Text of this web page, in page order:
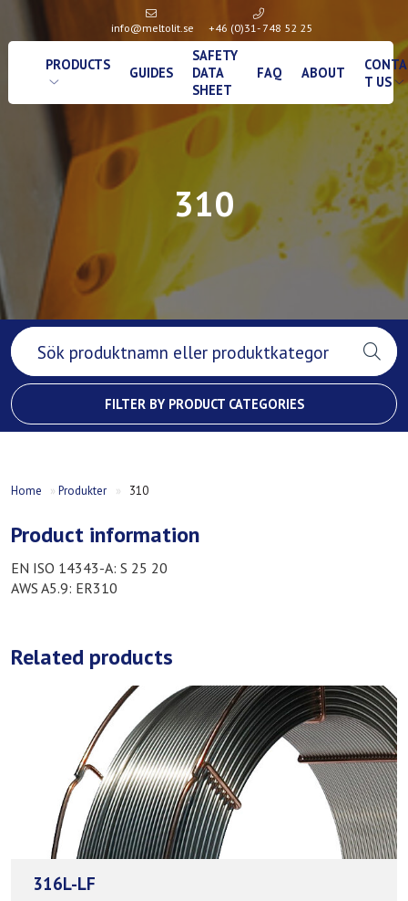
info@meltolit.se +46 (0)31- 748 52 25
PRODUCTS GUIDES
SAFETY
DATA
SHEET
FAQ ABOUT
T US
310
FILTER BY PRODUCT CATEGORIES
Home »Produkter » 310
Product information
EN ISO 14343-A: S 25 20
AWS A5.9: ER310
Related products
316L-LF